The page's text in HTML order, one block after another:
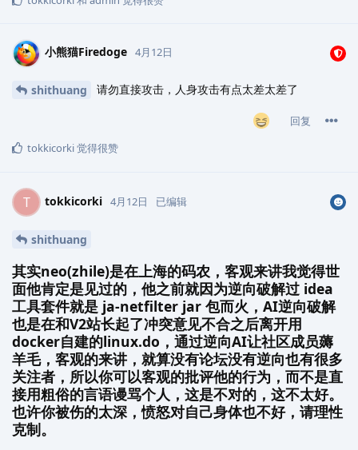
小熊猫Firedoge 4月12日
shithuang 请勿直接攻击，人身攻击有点太差太差了
回复
tokkicorki觉得很赞
T tokkicorki 4月12日 已编辑
shithuang
其实neo(zhile)是在上海的码农，客观来讲我觉得世
面他肯定是见过的，他之前就因为逆向破解过 idea
工具套件就是 ja-netfilter jar 包而火，AI逆向破解
也是在和V2站长起了冲突意见不合之后离开用
docker自建的linux.do，通过逆向AI让社区成员薅
羊毛，客观的来讲，就算没有论坛没有逆向也有很多
关注者，所以你可以客观的批评他的行为，而不是直
接用粗俗的言语谩骂个人，这是不对的，这不太好。
也许你被伤的太深，愤怒对自己身体也不好，请理性
克制。